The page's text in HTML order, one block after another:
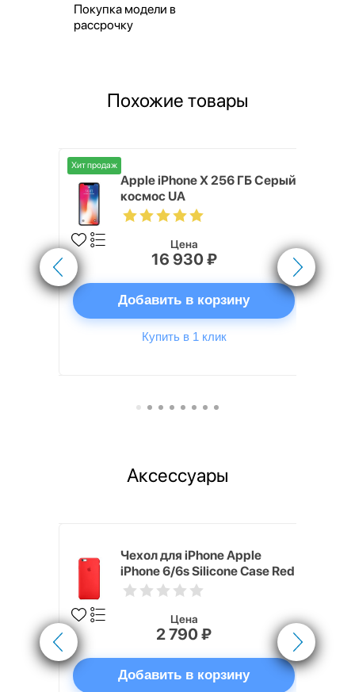
Покупка модели в
рассрочку
Похожие товары
Хит продаж
Apple iPhone X 256 ГБ Серый
космос UA
Цена
16 930 ₽
Добавить в корзину
Купить в 1 клик
Аксессуары
Чехол для iPhone Apple
iPhone 6/6s Silicone Case Red
Цена
2 790 ₽
Добавить в корзину